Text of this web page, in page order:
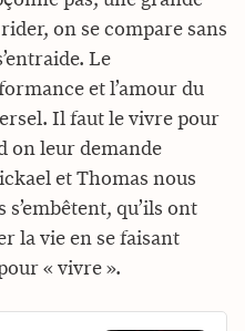
on se compare sans
Le
et l’amour du
Il faut le vivre pour
on leur demande
et Thomas nous
qu’ils ont
la vie en se faisant
« vivre ».